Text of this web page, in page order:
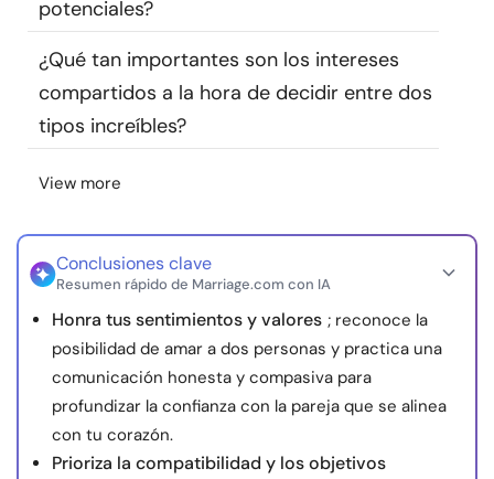
nosotros
© Copyright 2026. Todos los derechos reservados.
potenciales?
¿Qué tan importantes son los intereses
compartidos a la hora de decidir entre dos
tipos increíbles?
View more
Conclusiones clave
Resumen rápido de Marriage.com con IA
Honra tus sentimientos y valores ; reconoce la
posibilidad de amar a dos personas y practica una
comunicación honesta y compasiva para
profundizar la confianza con la pareja que se alinea
con tu corazón.
Prioriza la compatibilidad y los objetivos